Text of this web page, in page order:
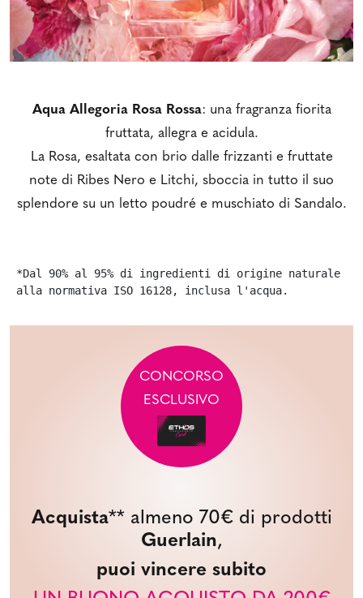
Aqua Allegoria Rosa Rossa: una fragranza fiorita
fruttata, allegra e acidula.
La Rosa, esaltata con brio dalle frizzanti e fruttate
note di Ribes Nero e Litchi, sboccia in tutto il suo
splendore su un letto poudré e muschiato di Sandalo.
*Dal 90% al 95% di ingredienti di origine naturale
alla normativa ISO 16128, inclusa l'acqua.
CONCORSO
ESCLUSIVO
Acquista** almeno 70€ di prodotti
Guerlain,
puoi vincere subito